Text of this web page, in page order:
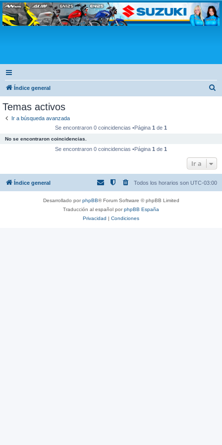
Club Suzuki
Índice general
Temas activos
Ir a búsqueda avanzada
Se encontraron 0 coincidencias •Página 1 de 1
No se encontraron coincidencias.
Se encontraron 0 coincidencias •Página 1 de 1
Ir a
Índice general Todos los horarios son UTC-03:00
Desarrollado porphpBB® Forum Software © phpBB Limited
Traducción al español porphpBB España
Privacidad | Condiciones